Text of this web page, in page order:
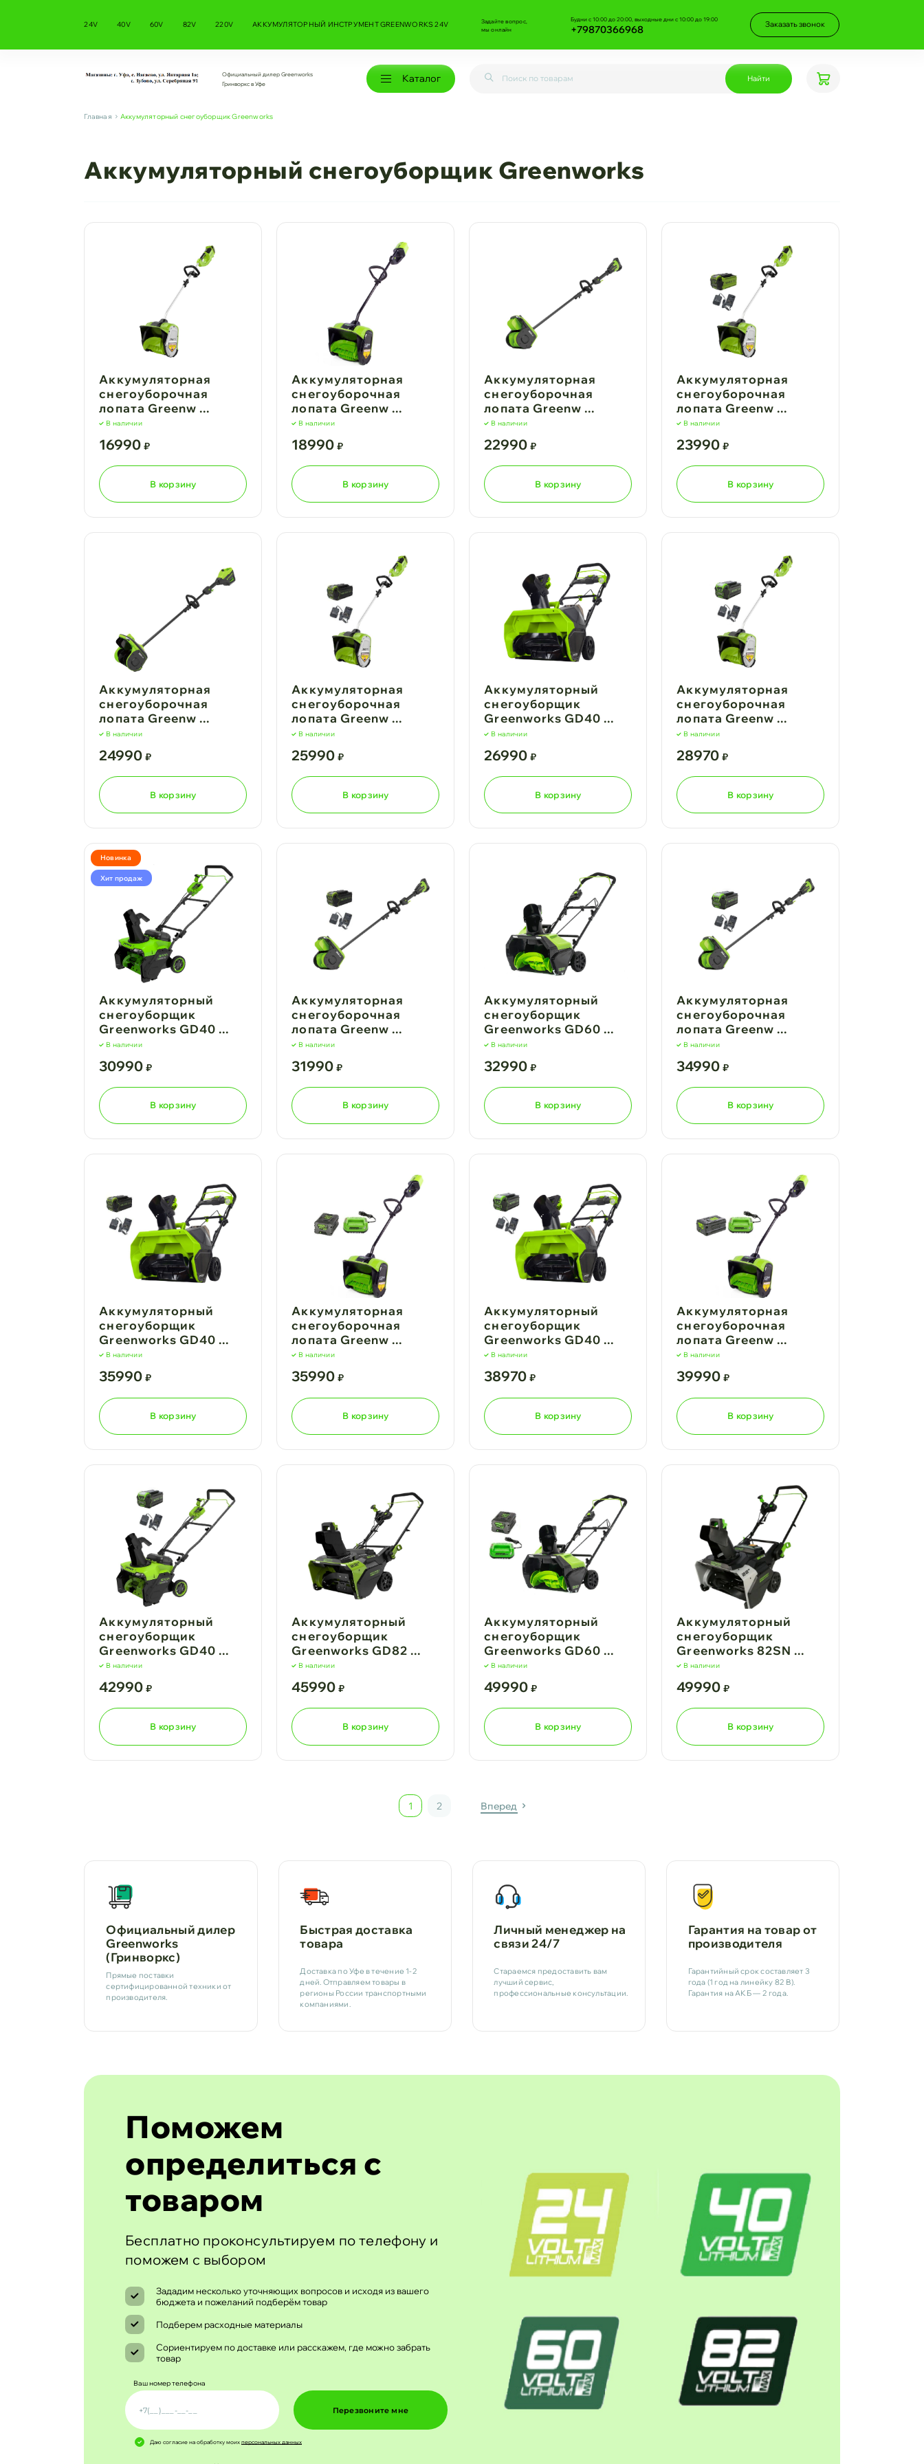
24V 40V 60V 82V 220V АККУМУЛЯТОРНЫЙ ИНСТРУМЕНТ GREENWORKS 24V
Задайте вопрос,
мы онлайн
Будни с 10:00 до 20:00, выходные дни с 10:00 до 19:00
+79870366968 Заказать звонок
Официальный дилер Greenworks
Гринворкс в Уфе
Каталог Найти
Главная Аккумуляторный снегоуборщик Greenworks
Аккумуляторный снегоуборщик Greenworks
Аккумуляторная
снегоуборочная
лопата Greenw ...
В наличии
16990₽
В корзину
Аккумуляторная
снегоуборочная
лопата Greenw ...
В наличии
18990₽
В корзину
Аккумуляторная
снегоуборочная
лопата Greenw ...
В наличии
22990₽
В корзину
Аккумуляторная
снегоуборочная
лопата Greenw ...
В наличии
23990₽
В корзину
Аккумуляторная
снегоуборочная
лопата Greenw ...
В наличии
24990₽
В корзину
Аккумуляторная
снегоуборочная
лопата Greenw ...
В наличии
25990₽
В корзину
Аккумуляторный
снегоуборщик
Greenworks GD40 ...
В наличии
26990₽
В корзину
Аккумуляторная
снегоуборочная
лопата Greenw ...
В наличии
28970₽
В корзину
Новинка
Хит продаж
Аккумуляторный
снегоуборщик
Greenworks GD40 ...
В наличии
30990₽
В корзину
Аккумуляторная
снегоуборочная
лопата Greenw ...
В наличии
31990₽
В корзину
Аккумуляторный
снегоуборщик
Greenworks GD60 ...
В наличии
32990₽
В корзину
Аккумуляторная
снегоуборочная
лопата Greenw ...
В наличии
34990₽
В корзину
Аккумуляторный
снегоуборщик
Greenworks GD40 ...
В наличии
35990₽
В корзину
Аккумуляторная
снегоуборочная
лопата Greenw ...
В наличии
35990₽
В корзину
Аккумуляторный
снегоуборщик
Greenworks GD40 ...
В наличии
38970₽
В корзину
Аккумуляторная
снегоуборочная
лопата Greenw ...
В наличии
39990₽
В корзину
Аккумуляторный
снегоуборщик
Greenworks GD40 ...
В наличии
42990₽
В корзину
Аккумуляторный
снегоуборщик
Greenworks GD82 ...
В наличии
45990₽
В корзину
Аккумуляторный
снегоуборщик
Greenworks GD60 ...
В наличии
49990₽
В корзину
Аккумуляторный
снегоуборщик
Greenworks 82SN ...
В наличии
49990₽
В корзину
1 2 Вперед
Официальный дилер
Greenworks
(Гринворкс)
Прямые поставки
сертифицированной техники от
производителя.
Быстрая доставка
товара
Доставка по Уфе в течение 1-2
дней. Отправляем товары в
регионы России транспортными
компаниями.
Личный менеджер на
связи 24/7
Стараемся предоставить вам
лучший сервис,
профессиональные консультации.
Гарантия на товар от
производителя
Гарантийный срок составляет 3
года (1 год на линейку 82 В).
Гарантия на АКБ — 2 года.
Поможем
определиться с
товаром
Бесплатно проконсультируем по телефону и
поможем с выбором
Зададим несколько уточняющих вопросов и исходя из вашего
бюджета и пожеланий подберём товар
Подберем расходные материалы
Сориентируем по доставке или расскажем, где можно забрать
товар
Ваш номер телефона
Перезвоните мне
Даю согласие на обработку моихперсональных данных